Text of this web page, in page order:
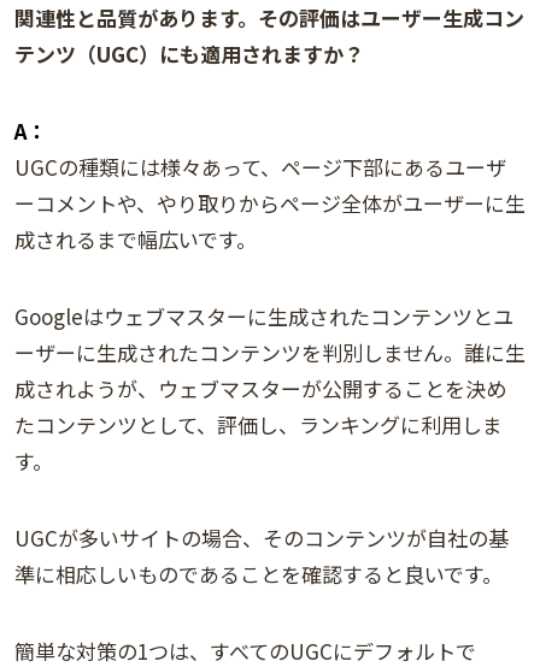
関連性と品質があります。その評価はユーザー生成コン
テンツ（UGC）にも適用されますか？
A：
UGCの種類には様々あって、ページ下部にあるユーザ
ーコメントや、やり取りからページ全体がユーザーに生
成されるまで幅広いです。
Googleはウェブマスターに生成されたコンテンツとユ
ーザーに生成されたコンテンツを判別しません。誰に生
成されようが、ウェブマスターが公開することを決め
たコンテンツとして、評価し、ランキングに利用しま
す。
UGCが多いサイトの場合、そのコンテンツが自社の基
準に相応しいものであることを確認すると良いです。
簡単な対策の1つは、すべてのUGCにデフォルトで